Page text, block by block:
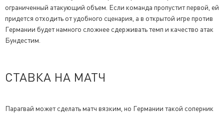
ограниченный атакующий объем. Если команда пропустит первой, ей
придется отходить от удобного сценария, а в открытой игре против
Германии будет намного сложнее сдерживать темп и качество атак
Бундестим.
СТАВКА НА МАТЧ
Парагвай может сделать матч вязким, но Германии такой соперник